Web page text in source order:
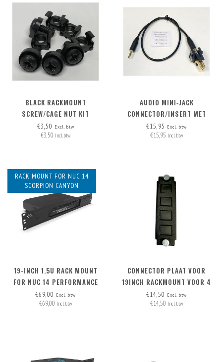
BLACK RACKMOUNT
SCREW/CAGE NUT KIT
€3,50 Excl. btw
€3,50 Incl. btw
AUDIO MINI‑JACK
CONNECTOR/INSERT MET
AFNEEMBARE KABEL
€15,95 Excl. btw
€15,95 Incl. btw
RACK MOUNT FOR NUC 14
SCORPION CANYON
19-INCH 1.5U RACK MOUNT
FOR NUC 14 PERFORMANCE
€69,00 Excl. btw
€69,00 Incl. btw
CONNECTOR PLAAT VOOR
19INCH RACKMOUNT VOOR 4
CONNECTORS
€14,50 Excl. btw
€14,50 Incl. btw